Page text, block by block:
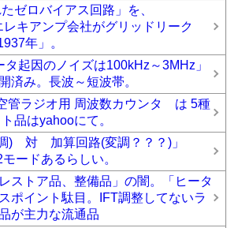
ゼロバイアス回路」を、
レキアンプ会社がグリッドリーク
年」。
タ起因のノイズは100kHz～3MHz」
済み。長波～短波帯。
管ラジオ用 周波数カウンタ は 5種
品はyahooにて。
調) 対 加算回路(変調？？？)」
ードあるらしい。
ストア品、整備品」の闇。「ヒータ
ポイント駄目。IFT調整してないラ
が主力な流通品